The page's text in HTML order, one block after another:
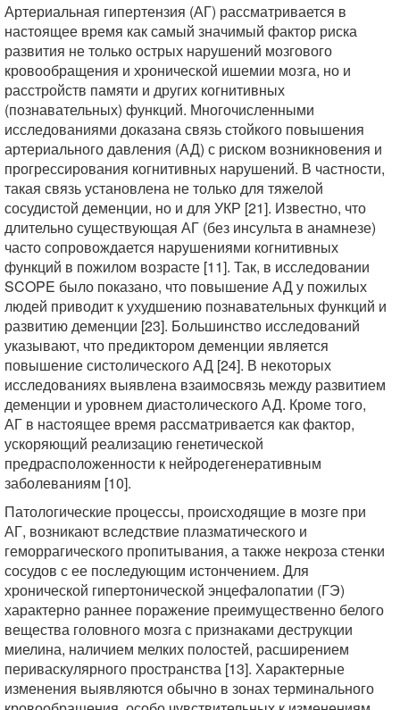
Артериальная гипертензия (АГ) рассматривается в
настоящее время как самый значимый фактор риска
развития не только острых нарушений мозгового
кровообращения и хронической ишемии мозга, но и
расстройств памяти и других когнитивных
(познавательных) функций. Многочисленными
исследованиями доказана связь стойкого повышения
артериального давления (АД) с риском возникновения и
прогрессирования когнитивных нарушений. В частности,
такая связь установлена не только для тяжелой
сосудистой деменции, но и для УКР [21]. Известно, что
длительно существующая АГ (без инсульта в анамнезе)
часто сопровождается нарушениями когнитивных
функций в пожилом возрасте [11]. Так, в исследовании
SCOPE было показано, что повышение АД у пожилых
людей приводит к ухудшению познавательных функций и
развитию деменции [23]. Большинство исследований
указывают, что предиктором деменции является
повышение систолического АД [24]. В некоторых
исследованиях выявлена взаимосвязь между развитием
деменции и уровнем диастолического АД. Кроме того,
АГ в настоящее время рассматривается как фактор,
ускоряющий реализацию генетической
предрасположенности к нейродегенеративным
заболеваниям [10].
Патологические процессы, происходящие в мозге при
АГ, возникают вследствие плазматического и
геморрагического пропитывания, а также некроза стенки
сосудов с ее последующим истончением. Для
хронической гипертонической энцефалопатии (ГЭ)
характерно раннее поражение преимущественно белого
вещества головного мозга с признаками деструкции
миелина, наличием мелких полостей, расширением
периваскулярного пространства [13]. Характерные
изменения выявляются обычно в зонах терминального